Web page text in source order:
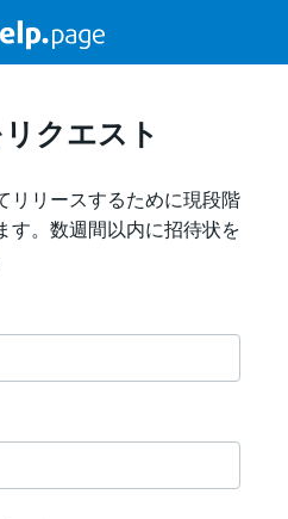
クエスト
リリースするために現段階
す。数週間以内に招待状を